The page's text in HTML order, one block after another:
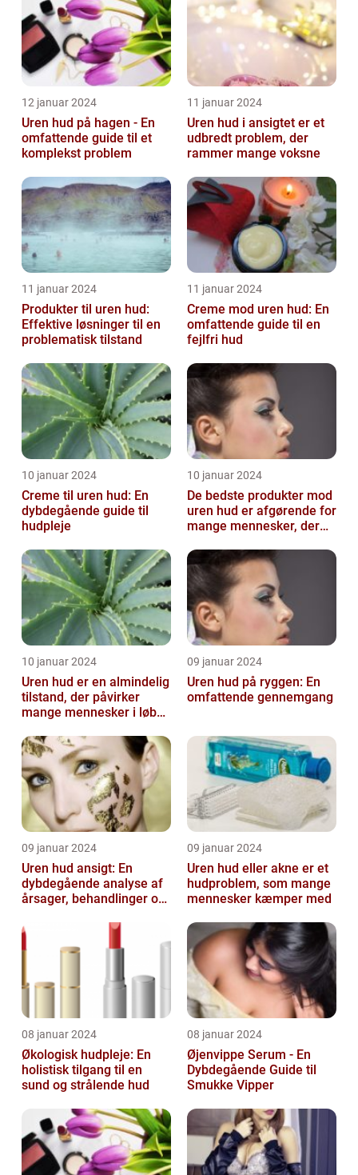
12 januar 2024
Uren hud på hagen - En
omfattende guide til et
komplekst problem
11 januar 2024
Uren hud i ansigtet er et
udbredt problem, der
rammer mange voksne
11 januar 2024
Produkter til uren hud:
Effektive løsninger til en
problematisk tilstand
11 januar 2024
Creme mod uren hud: En
omfattende guide til en
fejlfri hud
10 januar 2024
Creme til uren hud: En
dybdegående guide til
hudpleje
10 januar 2024
De bedste produkter mod
uren hud er afgørende for
mange mennesker, der
almindelige hu...
10 januar 2024
Uren hud er en almindelig
tilstand, der påvirker
mange mennesker i løbet
09 januar 2024
Uren hud på ryggen: En
omfattende gennemgang
09 januar 2024
Uren hud ansigt: En
dybdegående analyse af
årsager, behandlinger og
09 januar 2024
Uren hud eller akne er et
hudproblem, som mange
mennesker kæmper med
08 januar 2024
Økologisk hudpleje: En
holistisk tilgang til en
sund og strålende hud
08 januar 2024
Øjenvippe Serum - En
Dybdegående Guide til
Smukke Vipper